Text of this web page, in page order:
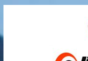
springen